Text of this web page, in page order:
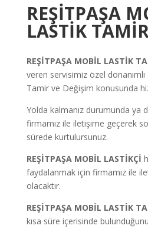
REŞİTPAŞA
LASTİK
REŞİTPAŞA MOBİL LASTİK
veren servisimiz özel
Tamir ve Değişim konusunda
Yolda kalmanız durumunda ya
firmamız ile iletişime geçerek
sürede kurtulursunuz.
REŞİTPAŞA MOBİL LASTİKÇİ
faydalanmak için firmamız ile
olacaktır.
REŞİTPAŞA MOBİL LASTİK
kısa süre içerisinde